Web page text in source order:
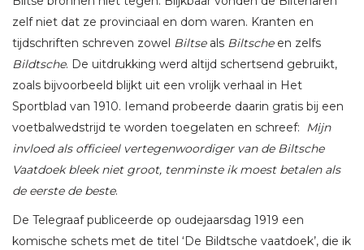
zelf niet dat ze provinciaal en dom waren. Kranten en
tijdschriften schreven zowel Biltseals Biltscheen zelfs
Bildtsche. De uitdrukking werd altijd schertsend gebruikt,
zoals bijvoorbeeld blijkt uit een vrolijk verhaal in Het
Sportblad van 1910. Iemand probeerde daarin gratis bij een
voetbalwedstrijd te worden toegelaten en schreef: Mijn
invloed als officieel vertegenwoordiger van de Biltsche
Vaatdoek bleek niet groot, tenminste ik moest betalen als
de eerste de beste.
De Telegraaf publiceerde op oudejaarsdag 1919 een
komische schets met de titel ‘De Bildtsche vaatdoek’, die ik